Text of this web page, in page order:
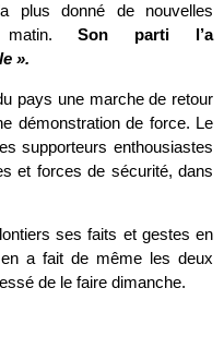
plus donné de nouvelles
matin.Son parti l’a
».
pays une marche de retour
démonstration de force. Le
supporteurs enthousiastes
et forces de sécurité, dans
ses faits et gestes en
a fait de même les deux
de le faire dimanche.